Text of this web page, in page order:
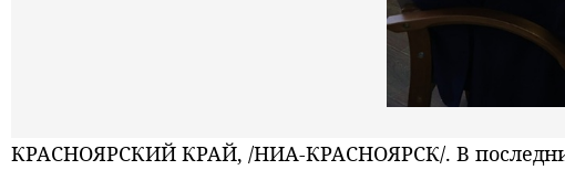
КРАСНОЯРСКИЙ КРАЙ, /НИА-КРАСНОЯРСК/. В